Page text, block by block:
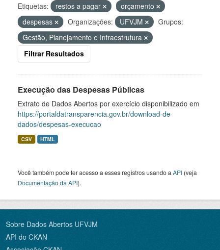
Etiquetas: restos a pagar
orçamento
despesas
Organizações: UFVJM
Grupos:
Gestão, Planejamento e Infraestrutura
Filtrar Resultados
Execução das Despesas Públicas
Extrato de Dados Abertos por exercício disponibilizado em
https://portaldatransparencia.gov.br/download-de-
dados/despesas-execucao
CSV HTML
Você também pode ter acesso a esses registros usando a API (veja
Documentação da API).
Sobre Dados Abertos UFVJM
API do CKAN